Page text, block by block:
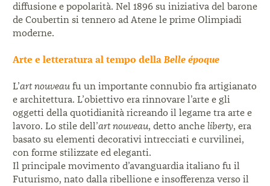
diffusione e popolarità. Nel 1896 su iniziativa del barone
de Coubertin si tennero ad Atene le prime Olimpiadi
moderne.
Arte e letteratura al tempo della Belle époque
L’art nouveau fu un importante connubio fra artigianato
e architettura. L’obiettivo era rinnovare l’arte e gli
oggetti della quotidianità ricreando il legame tra arte e
lavoro. Lo stile dell’art nouveau, detto anche liberty, era
basato su elementi decorativi intrecciati e curvilinei,
con forme stilizzate ed eleganti.
Il principale movimento d’avanguardia italiano fu il
Futurismo, nato dalla ribellione e insofferenza verso il